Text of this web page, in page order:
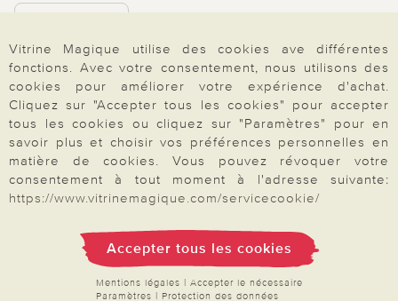
Paiement & Livraison
À propos de nous
Besoin d'aide?
Vitrine Magique utilise des cookies ave différentes
fonctions. Avec votre consentement, nous utilisons des
cookies pour améliorer votre expérience d'achat.
Cliquez sur "Accepter tous les cookies" pour accepter
tous les cookies ou cliquez sur "Paramètres" pour en
savoir plus et choisir vos préférences personnelles en
matière de cookies. Vous pouvez révoquer votre
consentement à tout moment à l'adresse suivante:
https://www.vitrinemagique.com/servicecookie/
Accepter tous les cookies
Mentions légales | Accepter le nécessaire
Paramètres | Protection des données